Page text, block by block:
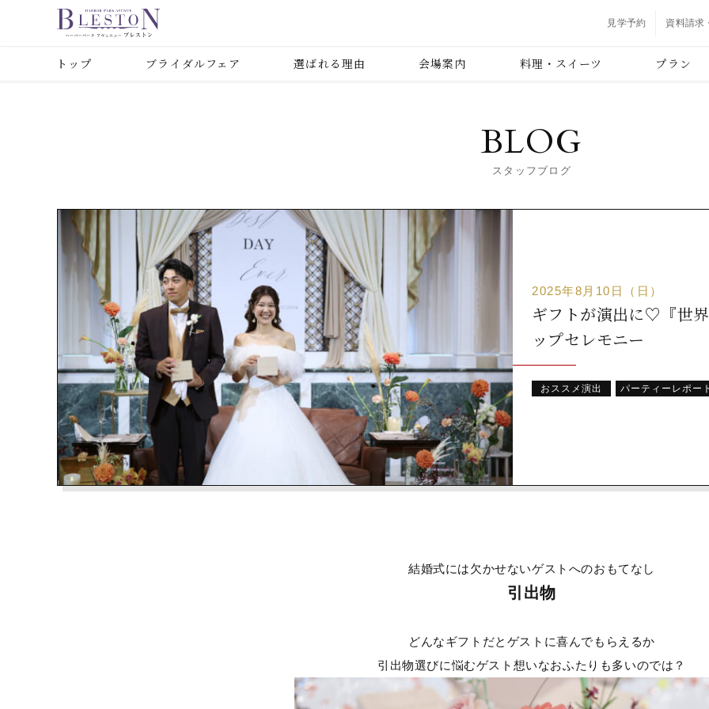
見学予約 資料請求
トップ ブライダルフェア 選ばれる理由 会場案内 料理・スイーツ プラン
BLOG
スタッフブログ
2025年8月10日（日）
ギフトが演出に♡『世
ップセレモニー
おススメ演出 パーティーレポー
結婚式には欠かせないゲストへのおもてなし
引出物
どんなギフトだとゲストに喜んでもらえるか
引出物選びに悩むゲスト想いなおふたりも多いのでは？